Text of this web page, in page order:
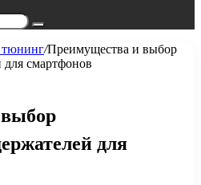
Поиск...
тюнинг/Преимущества и выбор
смартфонов
для